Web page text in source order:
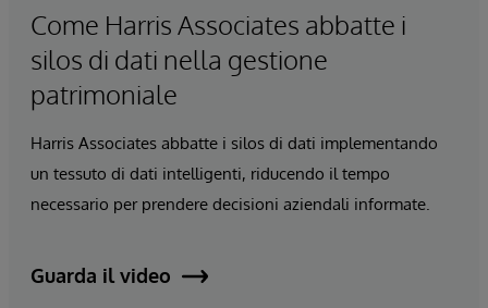
Come Harris Associates abbatte i
silos di dati nella gestione
patrimoniale
Harris Associates abbatte i silos di dati implementando
un tessuto di dati intelligenti, riducendo il tempo
necessario per prendere decisioni aziendali informate.
Guarda il video